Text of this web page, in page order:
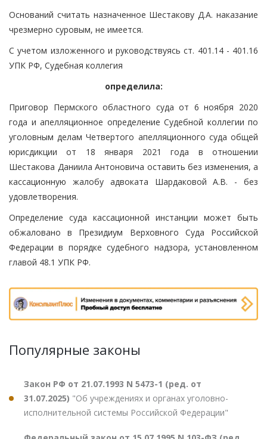
Оснований считать назначенное Шестакову Д.А. наказание
чрезмерно суровым, не имеется.
С учетом изложенного и руководствуясь ст. 401.14 - 401.16
УПК РФ, Судебная коллегия
определила:
Приговор Пермского областного суда от 6 ноября 2020
года и апелляционное определение Судебной коллегии по
уголовным делам Четвертого апелляционного суда общей
юрисдикции от 18 января 2021 года в отношении
Шестакова Даниила Антоновича оставить без изменения, а
кассационную жалобу адвоката Шардаковой А.В. - без
удовлетворения.
Определение суда кассационной инстанции может быть
обжаловано в Президиум Верховного Суда Российской
Федерации в порядке судебного надзора, установленном
главой 48.1 УПК РФ.
Популярные законы
Закон РФ от 21.07.1993 N 5473-1 (ред. от
31.07.2025) "Об учреждениях и органах уголовно-
исполнительной системы Российской Федерации"